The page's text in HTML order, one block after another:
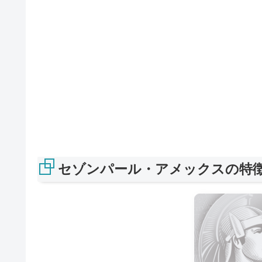
セゾンパール・アメックスの特